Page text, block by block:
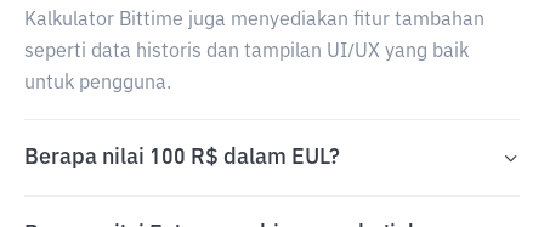
Kalkulator Bittime juga menyediakan fitur tambahan
seperti data historis dan tampilan UI/UX yang baik
untuk pengguna.
Berapa nilai 100 R$ dalam EUL?